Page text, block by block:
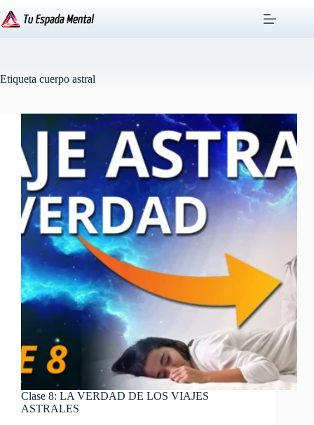
al
contenido
Etiqueta cuerpo astral
Clase 8: LA VERDAD DE LOS VIAJES
ASTRALES